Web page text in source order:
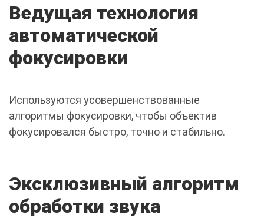
Ведущая технология
автоматической
фокусировки
Используются усовершенствованные
алгоритмы фокусировки, чтобы объектив
фокусировался быстро, точно и стабильно.
Эксклюзивный алгоритм
обработки звука